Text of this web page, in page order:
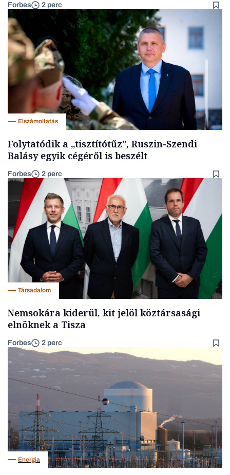
Forbes 2 perc
Elszámoltatás
Folytatódik a „tisztítótűz”, Ruszin-Szendi
Balásy egyik cégéről is beszélt
Forbes 2 perc
Társadalom
Nemsokára kiderül, kit jelöl köztársasági
elnöknek a Tisza
Forbes 2 perc
Energia